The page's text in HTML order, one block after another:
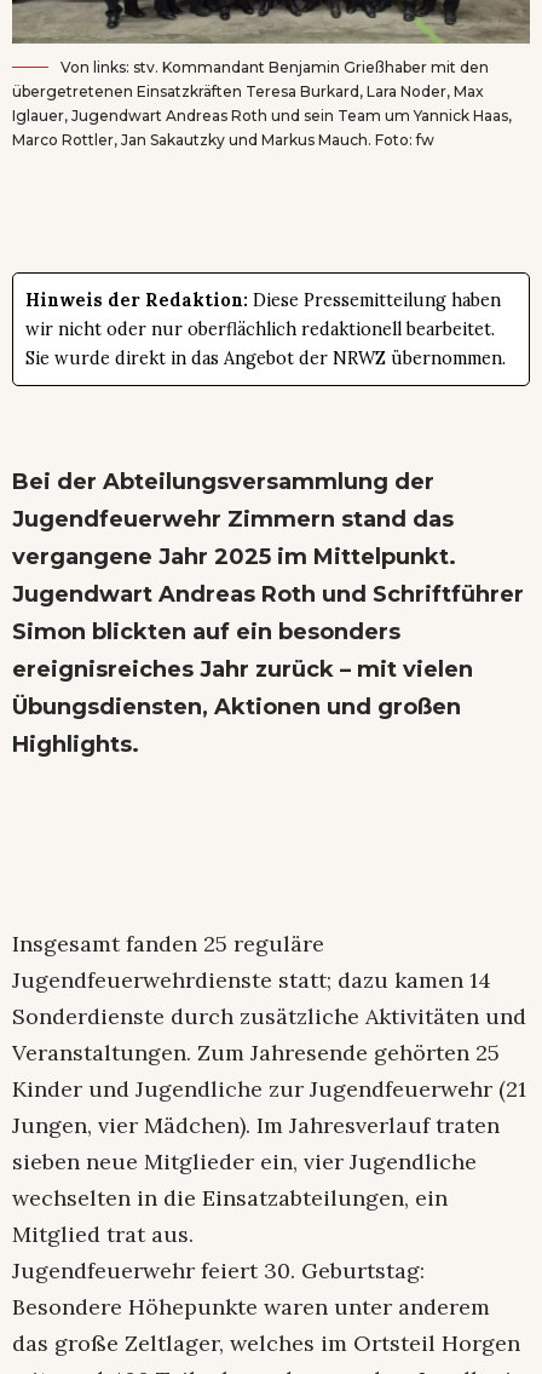
Von links: stv. Kommandant Benjamin Grießhaber mit den
übergetretenen Einsatzkräften Teresa Burkard, Lara Noder, Max
Iglauer, Jugendwart Andreas Roth und sein Team um Yannick Haas,
Marco Rottler, Jan Sakautzky und Markus Mauch. Foto: fw
Hinweis der Redaktion: Diese Pressemitteilung haben
wir nicht oder nur oberflächlich redaktionell bearbeitet.
Sie wurde direkt in das Angebot der NRWZ übernommen.
Bei der Abteilungsversammlung der
Jugendfeuerwehr Zimmern stand das
vergangene Jahr 2025 im Mittelpunkt.
Jugendwart Andreas Roth und Schriftführer
Simon blickten auf ein besonders
ereignisreiches Jahr zurück – mit vielen
Übungsdiensten, Aktionen und großen
Highlights.
Insgesamt fanden 25 reguläre
Jugendfeuerwehrdienste statt; dazu kamen 14
Sonderdienste durch zusätzliche Aktivitäten und
Veranstaltungen. Zum Jahresende gehörten 25
Kinder und Jugendliche zur Jugendfeuerwehr (21
Jungen, vier Mädchen). Im Jahresverlauf traten
sieben neue Mitglieder ein, vier Jugendliche
wechselten in die Einsatzabteilungen, ein
Mitglied trat aus.
Jugendfeuerwehr feiert 30. Geburtstag:
Besondere Höhepunkte waren unter anderem
das große Zeltlager, welches im Ortsteil Horgen